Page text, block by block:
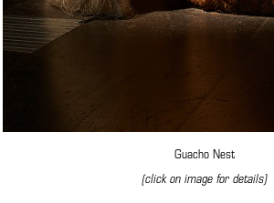
Guacho Nest
(click on image for details)